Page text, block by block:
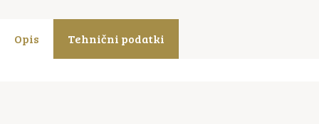
Opis Tehnični podatki